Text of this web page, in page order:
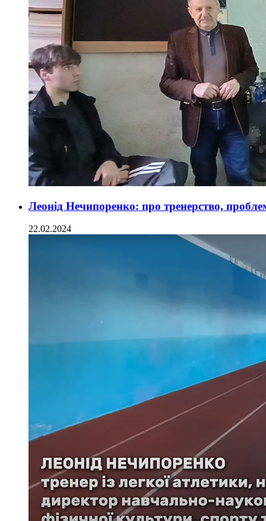
Леонід Нечипоренко: про тренерство,
22.02.2024